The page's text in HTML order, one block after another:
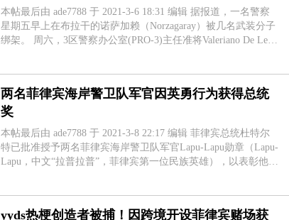
本帖最后由 ade7788 于 2021-3-6 18:31 编辑 据报道，一名警察
星期五早上在布拉干的诺萨加赖（Norzagaray）被几名武装分子
绑架。 周六，3区警察办公室(PRO-3)主任准将Valeriano De Leon
两名菲律宾海岸警卫队军官因英勇行为获得总统
奖
本帖最后由 ade7788 于 2021-3-8 22:17 编辑 菲律宾总统杜特尔
特已批准授予两名菲律宾海岸警卫队军官Lapu-Lapu勋章（Lapu-
Lapu，中文“拉普拉普”，菲律宾第一位民族英雄），以表彰他们
yyds热梗创造者被捕！因跨境开设菲律宾赌场获